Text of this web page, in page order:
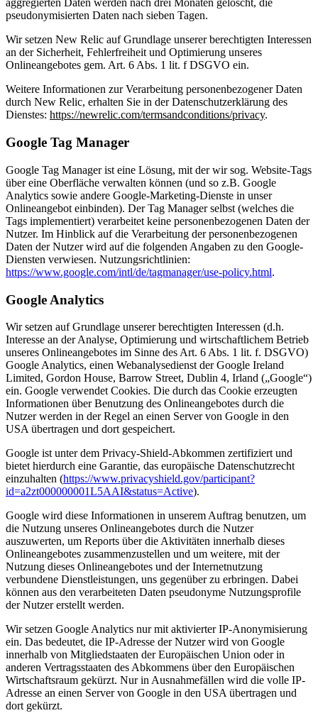
aggregierten Daten werden nach drei Monaten gelöscht, die
pseudonymisierten Daten nach sieben Tagen.
Wir setzen New Relic auf Grundlage unserer berechtigten Interessen
an der Sicherheit, Fehlerfreiheit und Optimierung unseres
Onlineangebotes gem. Art. 6 Abs. 1 lit. f DSGVO ein.
Weitere Informationen zur Verarbeitung personenbezogener Daten
durch New Relic, erhalten Sie in der Datenschutzerklärung des
Dienstes: https://newrelic.com/termsandconditions/privacy.
Google Tag Manager
Google Tag Manager ist eine Lösung, mit der wir sog. Website-Tags
über eine Oberfläche verwalten können (und so z.B. Google
Analytics sowie andere Google-Marketing-Dienste in unser
Onlineangebot einbinden). Der Tag Manager selbst (welches die
Tags implementiert) verarbeitet keine personenbezogenen Daten der
Nutzer. Im Hinblick auf die Verarbeitung der personenbezogenen
Daten der Nutzer wird auf die folgenden Angaben zu den Google-
Diensten verwiesen. Nutzungsrichtlinien:
https://www.google.com/intl/de/tagmanager/use-policy.html.
Google Analytics
Wir setzen auf Grundlage unserer berechtigten Interessen (d.h.
Interesse an der Analyse, Optimierung und wirtschaftlichem Betrieb
unseres Onlineangebotes im Sinne des Art. 6 Abs. 1 lit. f. DSGVO)
Google Analytics, einen Webanalysedienst der Google Ireland
Limited, Gordon House, Barrow Street, Dublin 4, Irland („Google“)
ein. Google verwendet Cookies. Die durch das Cookie erzeugten
Informationen über Benutzung des Onlineangebotes durch die
Nutzer werden in der Regel an einen Server von Google in den
USA übertragen und dort gespeichert.
Google ist unter dem Privacy-Shield-Abkommen zertifiziert und
bietet hierdurch eine Garantie, das europäische Datenschutzrecht
einzuhalten (https://www.privacyshield.gov/participant?
id=a2zt000000001L5AAI&status=Active).
Google wird diese Informationen in unserem Auftrag benutzen, um
die Nutzung unseres Onlineangebotes durch die Nutzer
auszuwerten, um Reports über die Aktivitäten innerhalb dieses
Onlineangebotes zusammenzustellen und um weitere, mit der
Nutzung dieses Onlineangebotes und der Internetnutzung
verbundene Dienstleistungen, uns gegenüber zu erbringen. Dabei
können aus den verarbeiteten Daten pseudonyme Nutzungsprofile
der Nutzer erstellt werden.
Wir setzen Google Analytics nur mit aktivierter IP-Anonymisierung
ein. Das bedeutet, die IP-Adresse der Nutzer wird von Google
innerhalb von Mitgliedstaaten der Europäischen Union oder in
anderen Vertragsstaaten des Abkommens über den Europäischen
Wirtschaftsraum gekürzt. Nur in Ausnahmefällen wird die volle IP-
Adresse an einen Server von Google in den USA übertragen und
dort gekürzt.